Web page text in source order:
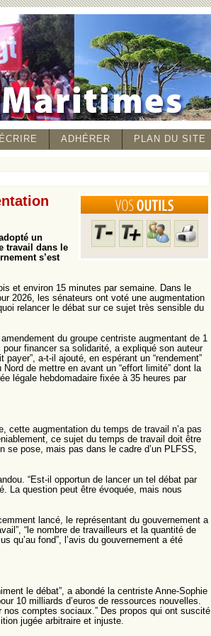
PLAN DU SITE
ADHÉRER
un
travail dans le
s’est
et environ 15 minutes par semaine. Dans le
2026, les sénateurs ont voté une augmentation
relancer le débat sur ce sujet très sensible du
du groupe centriste augmentant de 1
financer sa solidarité, a expliqué son auteur
a‑t‑il ajouté, en espérant un “rendement”
de mettre en avant un “effort limité” dont la
légale hebdomadaire fixée à 35 heures par
cette augmentation du temps de travail n’a pas
ce sujet du temps de travail doit être
se pose, mais pas dans le cadre d’un PLFSS,
“Est‑il opportun de lancer un tel débat par
La question peut être évoquée, mais nous
lancé, le représentant du gouvernement a
“le nombre de travailleurs et la quantité de
qu’au fond”, l’avis du gouvernement a été
le débat”, a abondé la centriste Anne‑Sophie
10 milliards d’euros de ressources nouvelles.
comptes sociaux.” Des propos qui ont suscité
jugée arbitraire et injuste.